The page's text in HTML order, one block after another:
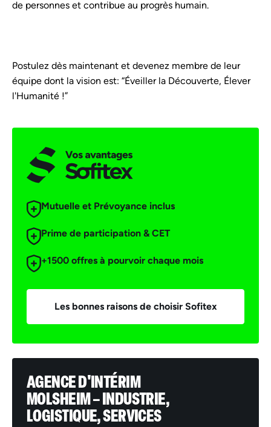
de personnes et contribue au progrès humain.
Postulez dès maintenant et devenez membre de leur
équipe dont la vision est: “Éveiller la Découverte, Élever
l'Humanité !”
Mutuelle et Prévoyance inclus
Prime de participation & CET
+1500 offres à pourvoir chaque mois
Les bonnes raisons de choisir Sofitex
AGENCE D'INTÉRIM
MOLSHEIM – INDUSTRIE,
LOGISTIQUE, SERVICES